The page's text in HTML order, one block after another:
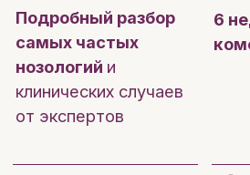
Андрей Теплых
Врач-хирург, колопроктолог ГКБ№1
им. Н.И. Пирогова
Стаж работы — 8 лет
ассистент кафедры факультетской
хирургии ФГАОУ ВО РНИМУ им. Н.И.